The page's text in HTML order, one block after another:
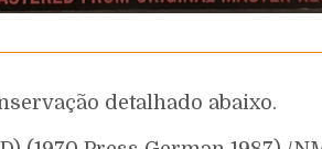
detalhado abaixo.